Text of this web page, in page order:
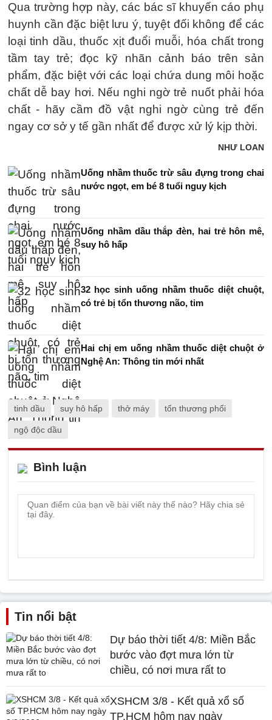
Qua trường hợp này, các bác sĩ khuyến cáo phụ
huynh cần đặc biệt lưu ý, tuyệt đối không để các
loại tinh dầu, thuốc xịt đuổi muỗi, hóa chất trong
tầm tay trẻ; đọc kỹ nhãn cảnh báo trên sản
phẩm, đặc biệt với các loại chứa dung môi hoặc
chất dễ bay hơi. Nếu nghi ngờ trẻ nuốt phải hóa
chất - hãy cầm đồ vật nghi ngờ cùng trẻ đến
ngay cơ sở y tế gần nhất để được xử lý kịp thời.
NHƯ LOAN
Uống nhầm thuốc trừ sâu đựng trong chai
nước ngọt, em bé 8 tuổi nguy kịch
Uống nhầm dầu thắp đèn, hai trẻ hôn mê,
suy hô hấp
32 học sinh uống nhầm thuốc diệt chuột,
có trẻ bị tổn thương não, tim
Hai chị em uống nhầm thuốc diệt chuột ở
Nghệ An: Thông tin mới nhất
tinh dầu suy hô hấp thở máy tổn thương phổi
ngộ độc dầu
Bình luận
Tin nổi bật
Dự báo thời tiết 4/8: Miền Bắc
bước vào đợt mưa lớn từ
chiều, có nơi mưa rất to
XSHCM 3/8 - Kết quả xổ số
TP.HCM hôm nay ngày